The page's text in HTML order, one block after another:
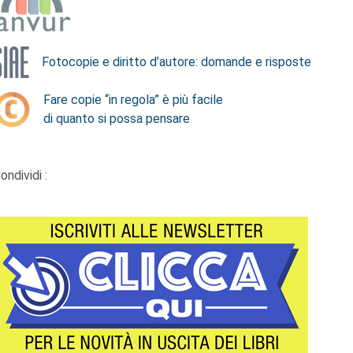
Fotocopie e diritto d’autore: domande e risposte
Fare copie “in regola” è più facile
di quanto si possa pensare
: